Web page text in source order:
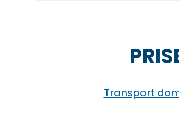
Transport